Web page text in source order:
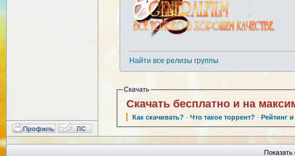
Найти все релизы группы
Скачать
Скачать бесплатно и на
Как скачивать? ·Что такое торрент? · Рейтинг